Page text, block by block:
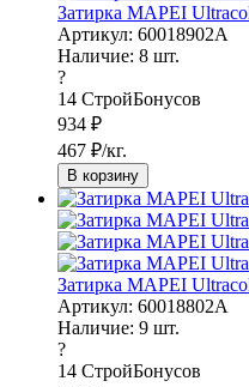
Затирка MAPEI
Артикул: 60018902A
Наличие: 8 шт.
?
14 СтройБонусов
934 ₽
467 ₽/кг.
В корзину
Затирка MAPEI
Артикул: 60018802A
Наличие: 9 шт.
?
14 СтройБонусов